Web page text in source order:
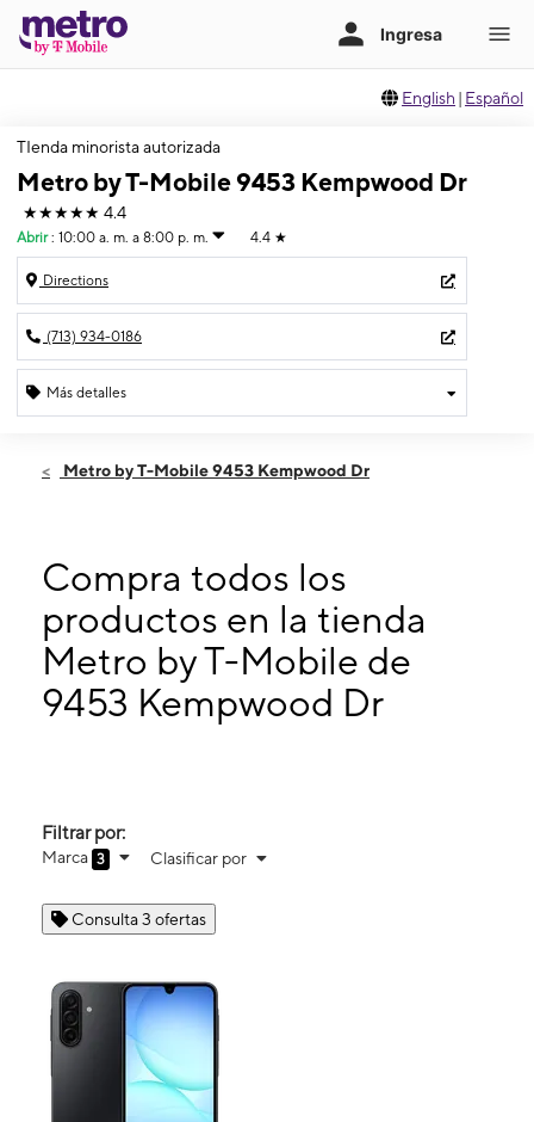
English | Español
TIenda minorista autorizada
Metro by T-Mobile 9453 Kempwood Dr
★★★★★ 4.4
Abrir : 10:00 a. m. a 8:00 p. m. 4.4 ★
Directions
(713) 934-0186
Más detalles
Viernes:10:00 a. m. a 8:00 p. m.
Martes:
10:00 a. m. a 8:00 p. m.
Miérc: 10:00 a. m. a 8:00 p. m.
Jueves:10:00 a. m. a 8:00 p. m.
9453 Kempwood Dr HOUSTON, TX 77080
Metro by T-Mobile 9453 Kempwood Dr
Compra todos los
productos en la tienda
Metro by T-Mobile de
9453 Kempwood Dr
Filtrar por:
Marca 3 Clasificar por
Consulta 3 ofertas